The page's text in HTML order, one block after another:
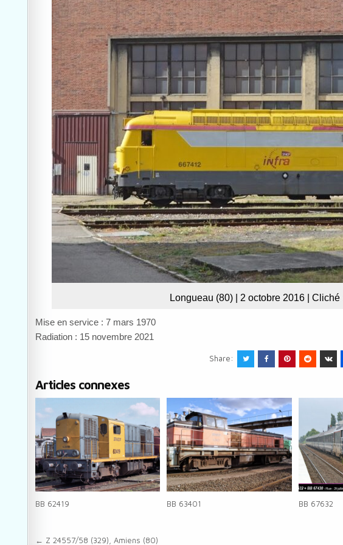
Longueau (80) | 2 octobre 2016 |
Mise en service : 7 mars 1970
Radiation : 15 novembre 2021
Share:
Articles connexes
BB 62419 BB 63401 BB 67632
← Z 24557/58 (329), Amiens (80)